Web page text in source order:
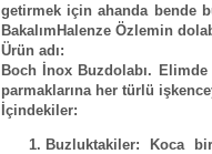
getirmek için ahanda bende
BakalımHalenze Özlemin
Ürün adı:
Boch İnox Buzdolabı.
parmaklarına her türlü
İçindekiler:
Buzluktakiler: Koca